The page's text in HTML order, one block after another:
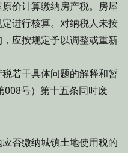
价计算缴纳房产税。房屋
进行核算。对纳税人未按
应按规定予以调整或重新
若干具体问题的解释和暂
008号）第十五条同时废
否缴纳城镇土地使用税的